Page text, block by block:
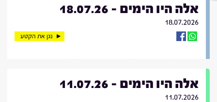
אלה היו הימים - 18.07.26
18.07.2026
נגן את הקטע
אלה היו הימים - 11.07.26
11.07.2026